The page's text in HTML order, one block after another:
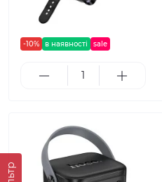
-10% в наявності sale